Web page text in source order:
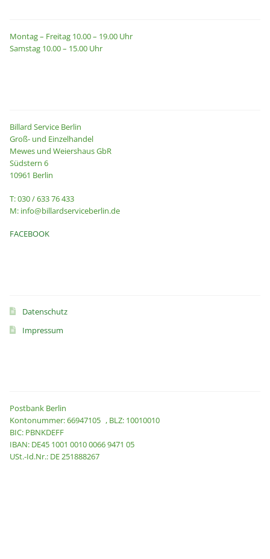
Montag – Freitag 10.00 – 19.00 Uhr
Samstag 10.00 – 15.00 Uhr
Billard Service Berlin
Groß- und Einzelhandel
Mewes und Weiershaus GbR
Südstern 6
10961 Berlin
T: 030 / 633 76 433
M: info@billardserviceberlin.de
FACEBOOK
Datenschutz
Impressum
Postbank Berlin
Kontonummer: 66947105 , BLZ: 10010010
BIC: PBNKDEFF
IBAN: DE45 1001 0010 0066 9471 05
USt.-Id.Nr.: DE 251888267